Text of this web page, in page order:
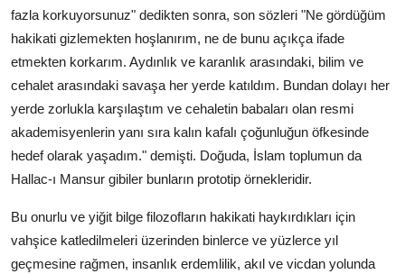
fazla korkuyorsunuz" dedikten sonra, son sözleri "Ne gördüğüm
hakikati gizlemekten hoşlanırım, ne de bunu açıkça ifade
etmekten korkarım. Aydınlık ve karanlık arasındaki, bilim ve
cehalet arasındaki savaşa her yerde katıldım. Bundan dolayı her
yerde zorlukla karşılaştım ve cehaletin babaları olan resmi
akademisyenlerin yanı sıra kalın kafalı çoğunluğun öfkesinde
hedef olarak yaşadım." demişti. Doğuda, İslam toplumun da
Hallac-ı Mansur gibiler bunların prototip örnekleridir.
Bu onurlu ve yiğit bilge filozofların hakikati haykırdıkları için
vahşice katledilmeleri üzerinden binlerce ve yüzlerce yıl
geçmesine rağmen, insanlık erdemlilik, akıl ve vicdan yolunda